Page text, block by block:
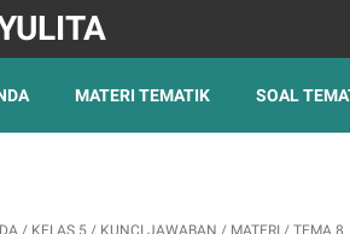
MATERI TEMATIK SOAL
/ KELAS 5 / KUNCI JAWABAN / MATERI / TEMA 8